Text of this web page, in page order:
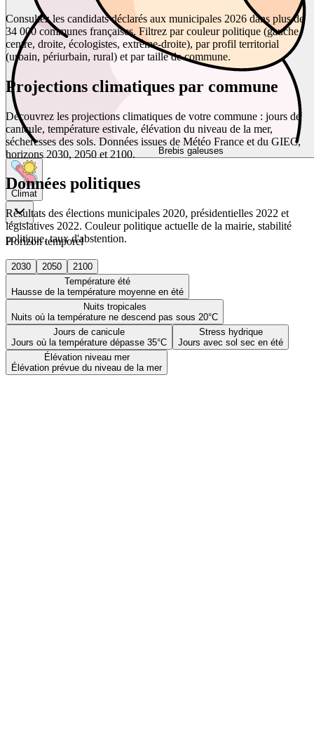
Brebis galeuses
Climat
Horizon temporel
2030 2050
2100
Température été
Hausse de la température moyenne en été
Nuits tropicales
Nuits où la température ne descend pas sous 20°C
Jours de canicule
Jours où la température dépasse 35°C
Stress hydrique
Jours avec sol sec en été
Élévation niveau mer
Élévation prévue du niveau de la mer
Consultez les candidats déclarés aux municipales 2026 dans plus de
34 000 communes françaises. Filtrez par couleur politique (gauche,
centre, droite, écologistes, extrême-droite), par profil territorial
(urbain, périurbain, rural) et par taille de commune.
Projections climatiques par commune
Découvrez les projections climatiques de votre commune : jours de
canicule, température estivale, élévation du niveau de la mer,
sécheresses des sols. Données issues de Météo France et du GIEC,
horizons 2030, 2050 et 2100.
Données politiques
Résultats des élections municipales 2020, présidentielles 2022 et
législatives 2022. Couleur politique actuelle de la mairie, stabilité
politique, taux d'abstention.